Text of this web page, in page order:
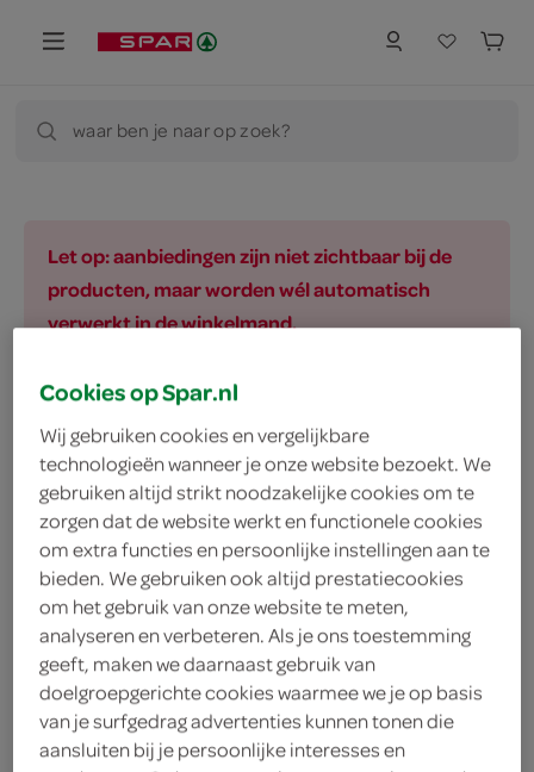
waar ben je naar op zoek?
Let op: aanbiedingen zijn niet zichtbaar bij de
producten, maar worden wél automatisch
verwerkt in de winkelmand.
vegetarisch
filter (2)
Tic Tac mint duo pack mint
98 Gram
5.49 kies je SPAR
Tic Tac Mint
Cookies op Spar.nl
Wij gebruiken cookies en vergelijkbare
technologieën wanneer je onze website bezoekt. We
gebruiken altijd strikt noodzakelijke cookies om te
zorgen dat de website werkt en functionele cookies
om extra functies en persoonlijke instellingen aan te
bieden. We gebruiken ook altijd prestatiecookies
om het gebruik van onze website te meten,
analyseren en verbeteren. Als je ons toestemming
geeft, maken we daarnaast gebruik van
doelgroepgerichte cookies waarmee we je op basis
van je surfgedrag advertenties kunnen tonen die
aansluiten bij je persoonlijke interesses en